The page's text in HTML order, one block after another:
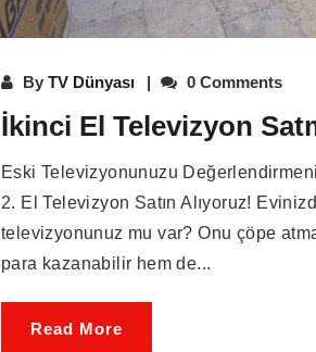
By TV Dünyası 0 Comments
İkinci El Televizyon
Eski Televizyonunuzu
2. El Televizyon Satın Alıyoruz!
televizyonunuz mu var? Onu çöpe
para kazanabilir hem de...
Read More